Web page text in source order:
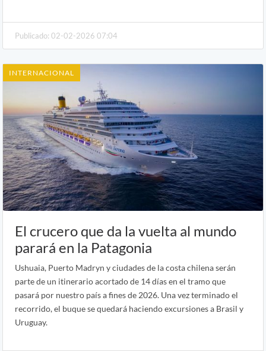
Publicado: 02-02-2026 07:04
INTERNACIONAL
El crucero que da la vuelta al mundo
parará en la Patagonia
Ushuaia, Puerto Madryn y ciudades de la costa chilena serán
parte de un itinerario acortado de 14 días en el tramo que
pasará por nuestro país a fines de 2026. Una vez terminado el
recorrido, el buque se quedará haciendo excursiones a Brasil y
Uruguay.